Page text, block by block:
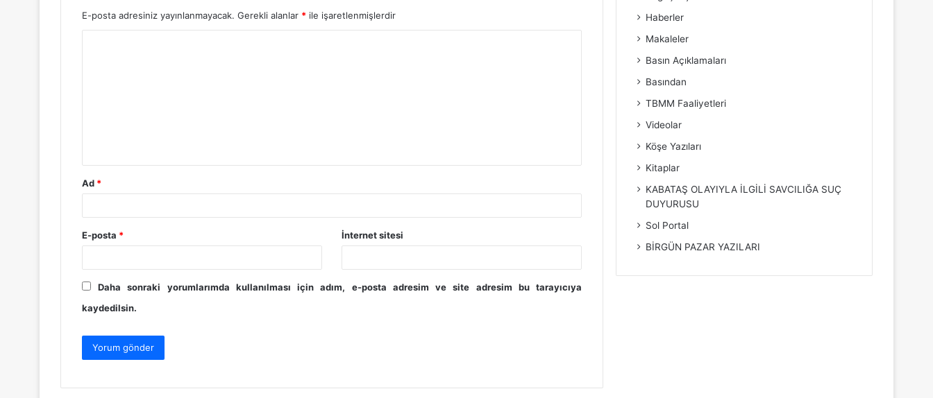
E-posta adresiniz yayınlanmayacak. Gerekli alanlar * ile işaretlenmişlerdir
Ad *
E-posta * İnternet sitesi
Daha sonraki yorumlarımda kullanılması için adım, e-posta adresim ve site adresim bu tarayıcıya
kaydedilsin.
Haberler
Makaleler
Basın Açıklamaları
Basından
TBMM Faaliyetleri
Videolar
Köşe Yazıları
Kitaplar
KABATAŞ OLAYIYLA İLGİLİ SAVCILIĞA SUÇ
DUYURUSU
Sol Portal
BİRGÜN PAZAR YAZILARI